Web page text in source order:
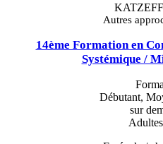
Autres
14ème Formation en
Systémique /
Débutant,
sur